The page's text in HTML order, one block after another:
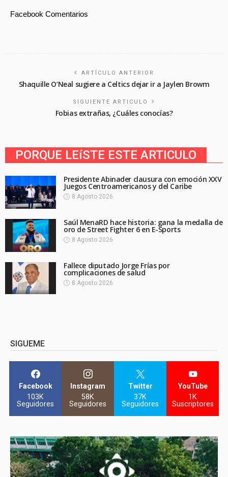
Facebook Comentarios
ARTÍCULO ANTERIOR
Shaquille O’Neal sugiere a Celtics dejar ir a Jaylen Browm
SIGUIENTE ARTICULO
Fobias extrañas, ¿Cuáles conocías?
PORQUE LEíSTE ESTE ARTICULO
Presidente Abinader clausura con emoción XXV
Juegos Centroamericanos y del Caribe
8 Agosto 2026
Saúl MenaRD hace historia: gana la medalla de
oro de Street Fighter 6 en E-Sports
8 Agosto 2026
Fallece diputado Jorge Frías por
complicaciones de salud
8 Agosto 2026
SIGUEME
Facebook
103K
Seguidores
Instagram
58K
Seguidores
Twitter
37K
Seguidores
YouTube
1K
Suscriptores